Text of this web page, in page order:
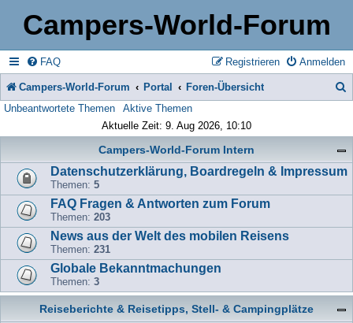
Campers-World-Forum
FAQ Anmelden
Registrieren
Campers-World-Forum Portal Foren-Übersicht
Unbeantwortete Themen
Aktive Themen
Aktuelle Zeit: 9. Aug 2026, 10:10
Campers-World-Forum Intern
Datenschutzerklärung, Boardregeln & Impressum
Themen: 5
FAQ Fragen & Antworten zum Forum
Themen: 203
News aus der Welt des mobilen Reisens
Themen: 231
Globale Bekanntmachungen
Themen: 3
Reiseberichte & Reisetipps, Stell- & Campingplätze